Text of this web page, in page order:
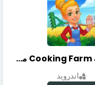
تحميل لعبة Cooking Farm مهكرة أخر إصدار
اندرويد